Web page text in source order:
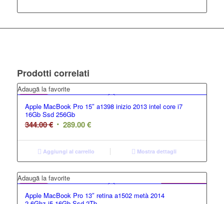
Prodotti correlati
Adaugă la favorite
GRADO B
Apple MacBook Pro 15″ a1398 inizio 2013 intel core i7
16Gb Ssd 256Gb
344.00€ 289.00€
Aggiungi al carrello Mostra dettagli
Adaugă la favorite
GRADO B
Apple MacBook Pro 13″ retina a1502 metà 2014